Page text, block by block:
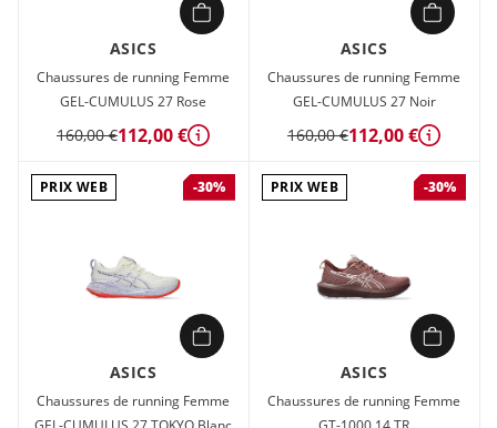
ASICS
Chaussures de running Femme
GEL-CUMULUS 27 Rose
160,00 €112,00 € Détails
ASICS
Chaussures de running Femme
GEL-CUMULUS 27 Noir
160,00 €112,00 € Détails
PRIX WEB -30%
ASICS
Chaussures de running Femme
PRIX WEB -30%
ASICS
Chaussures de running Femme